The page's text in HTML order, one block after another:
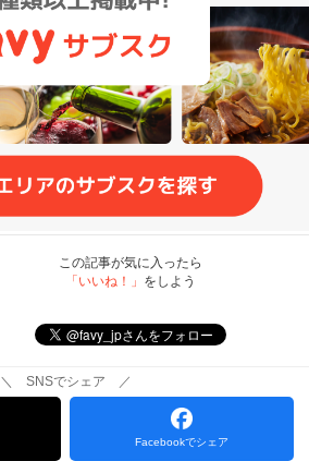
この記事が気に入ったら
「いいね！」 をしよう
＼ SNSでシェア ／
Facebookでシェア